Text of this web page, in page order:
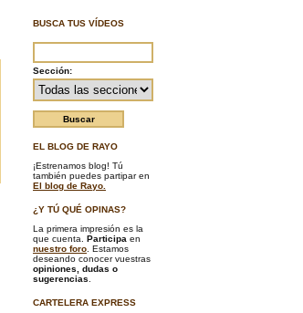
BUSCA TUS VÍDEOS
Sección:
EL BLOG DE RAYO
¡Estrenamos blog! Tú
también puedes partipar en
El blog de Rayo.
¿Y TÚ QUÉ OPINAS?
La primera impresión es la
que cuenta. Participa en
nuestro foro . Estamos
deseando conocer vuestras
opiniones, dudas o
sugerencias
CARTELERA EXPRESS